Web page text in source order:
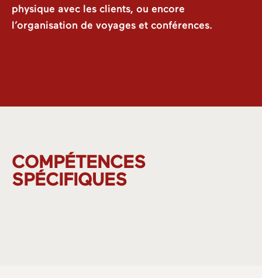
physique avec les clients, ou encore
l’organisation de voyages et conférences.
COMPÉTENCES
SPÉCIFIQUES